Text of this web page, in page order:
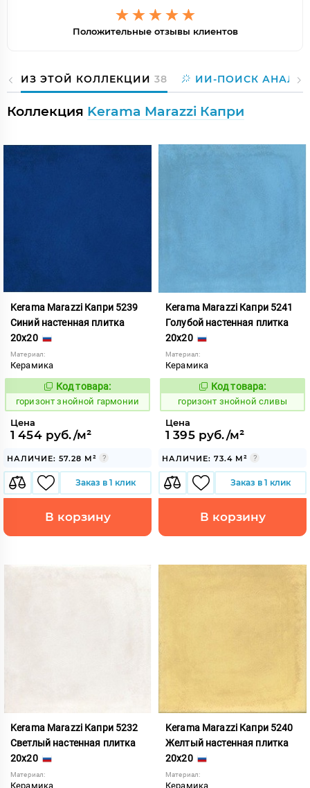
Положительные отзывы клиентов
ИЗ ЭТОЙ КОЛЛЕКЦИИ 38 ИИ-ПОИСК
Коллекция Kerama Marazzi Капри
Kerama Marazzi Капри 5239
Синий настенная плитка
20x20
Материал:
Керамика
300891
Код товара:
горизонт знойной гармонии
Цена
1 454 руб./м²
НАЛИЧИЕ: 57.28 М²
Заказ в 1 клик
В корзину
Kerama Marazzi Капри 5241
Голубой настенная плитка
20x20
Материал:
Керамика
300886
Код товара:
горизонт знойной сливы
Цена
1 395 руб./м²
НАЛИЧИЕ: 73.4 М²
Заказ в 1 клик
В корзину
Kerama Marazzi Капри 5232
Светлый настенная плитка
20x20
Материал:
Керамика
Kerama Marazzi Капри 5240
Желтый настенная плитка
20x20
Материал:
Керамика